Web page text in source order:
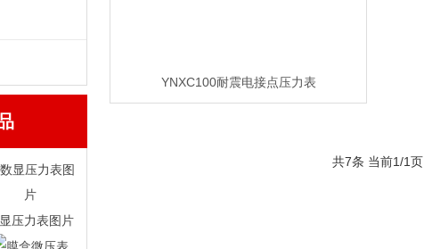
压力表图片
YNXC100耐震电接点压力表
共7条 当前1/1页